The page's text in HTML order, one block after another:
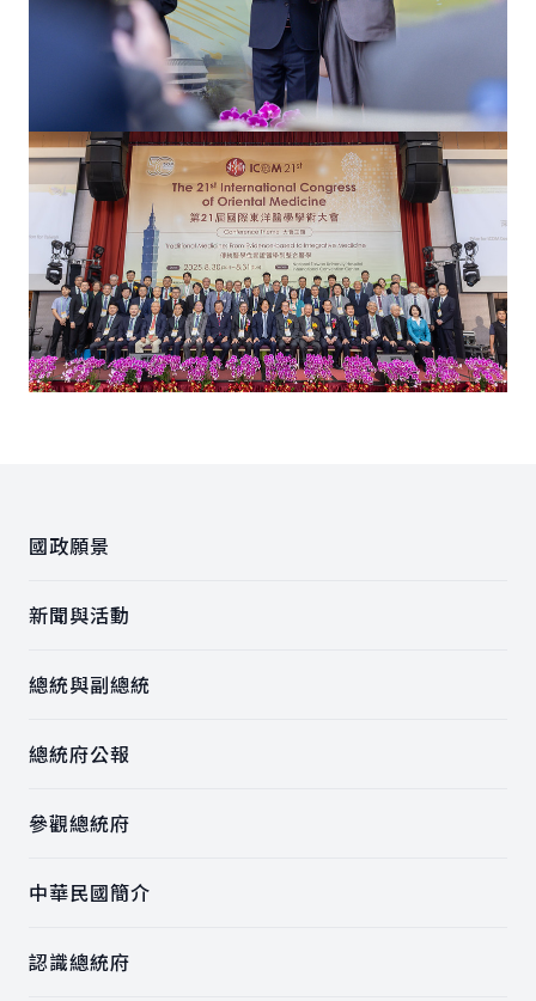
國政願景
新聞與活動
總統與副總統
總統府公報
參觀總統府
中華民國簡介
認識總統府